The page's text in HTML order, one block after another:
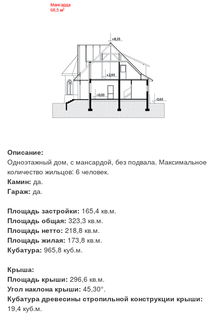
Описание:
Одноэтажный дом, с мансардой, без подвала. Максимальное
количество жильцов: 6 человек.
Камин: да.
Гараж: да.
Площадь застройки: 165,4 кв.м.
Площадь общая: 323,3 кв.м.
Площадь нетто: 218,8 кв.м.
Площадь жилая: 173,8 кв.м.
Кубатура: 965,8 куб.м.
Крыша:
Площадь крыши: 296,6 кв.м.
Угол наклона крыши: 45,30°.
Кубатура древесины стропильной конструкции крыши:
19,4 куб.м.